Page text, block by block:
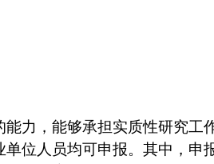
力，能够承担实质性研究工作
位人员均可申报。其中，申